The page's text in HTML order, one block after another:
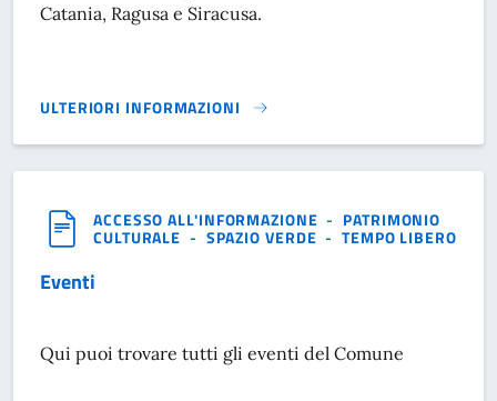
Catania, Ragusa e Siracusa.
ULTERIORI INFORMAZIONI
VIVERE IL COMUNE}
ACCESSO ALL'INFORMAZIONE - PATRIMONIO
CULTURALE - SPAZIO VERDE - TEMPO LIBERO
Eventi
Qui puoi trovare tutti gli eventi del Comune